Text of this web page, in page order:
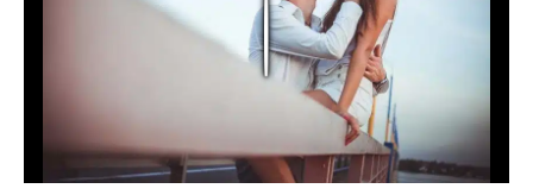
Play
Фото: Pixabay